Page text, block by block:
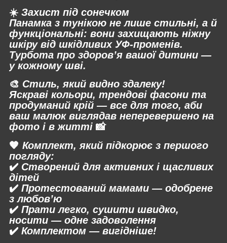
☀️ Захист під сонечком
Панамка з тунікою не лише стильні, а й
функціональні: вони захищають ніжну
шкіру від шкідливих УФ-променів.
Турбота про здоров’я вашої дитини —
у кожному шві.
🎨 Стиль, який видно здалеку!
Яскраві кольори, трендові фасони та
продуманий крій — все для того, аби
ваш малюк виглядав неперевершено на
фото і в житті 📸
🧡 Комплект, який підкорює з першого
погляду:
✔️ Створений для активних і щасливих
дітей
✔️ Протестований мамами — одобрене
з любов’ю
✔️ Прати легко, сушити швидко,
носити — одне задоволення
✔️ Комплектом — вигідніше!